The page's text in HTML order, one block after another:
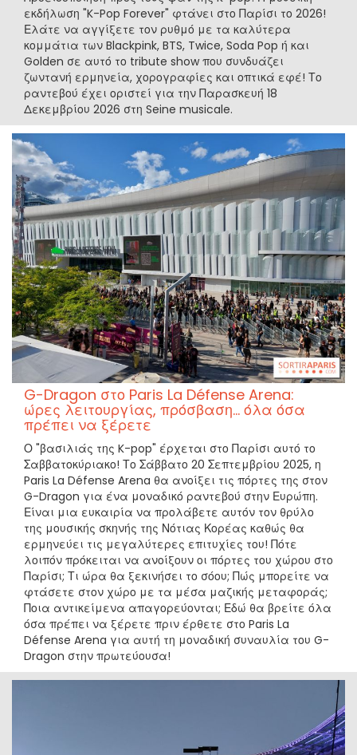
εκδήλωση "K-Pop Forever" φτάνει στο Παρίσι το 2026!
Ελάτε να αγγίξετε τον ρυθμό με τα καλύτερα
κομμάτια των Blackpink, BTS, Twice, Soda Pop ή και
Golden σε αυτό το tribute show που συνδυάζει
ζωντανή ερμηνεία, χορογραφίες και οπτικά εφέ! Το
ραντεβού έχει οριστεί για την Παρασκευή 18
Δεκεμβρίου 2026 στη Seine musicale.
G-Dragon στο Paris La Défense Arena:
ώρες λειτουργίας, πρόσβαση... όλα όσα
πρέπει να ξέρετε
Ο "βασιλιάς της K-pop" έρχεται στο Παρίσι αυτό το
Σαββατοκύριακο! Το Σάββατο 20 Σεπτεμβρίου 2025, η
Paris La Défense Arena θα ανοίξει τις πόρτες της στον
G-Dragon για ένα μοναδικό ραντεβού στην Ευρώπη.
Είναι μια ευκαιρία να προλάβετε αυτόν τον θρύλο
της μουσικής σκηνής της Νότιας Κορέας καθώς θα
ερμηνεύει τις μεγαλύτερες επιτυχίες του! Πότε
λοιπόν πρόκειται να ανοίξουν οι πόρτες του χώρου στο
Παρίσι; Τι ώρα θα ξεκινήσει το σόου; Πώς μπορείτε να
φτάσετε στον χώρο με τα μέσα μαζικής μεταφοράς;
Ποια αντικείμενα απαγορεύονται; Εδώ θα βρείτε όλα
όσα πρέπει να ξέρετε πριν έρθετε στο Paris La
Défense Arena για αυτή τη μοναδική συναυλία του G-
Dragon στην πρωτεύουσα!